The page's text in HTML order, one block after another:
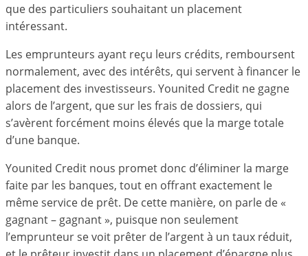
que des particuliers souhaitant un placement
intéressant.
Les emprunteurs ayant reçu leurs crédits, remboursent
normalement, avec des intérêts, qui servent à financer le
placement des investisseurs. Younited Credit ne gagne
alors de l’argent, que sur les frais de dossiers, qui
s’avèrent forcément moins élevés que la marge totale
d’une banque.
Younited Credit nous promet donc d’éliminer la marge
faite par les banques, tout en offrant exactement le
même service de prêt. De cette manière, on parle de «
gagnant – gagnant », puisque non seulement
l’emprunteur se voit prêter de l’argent à un taux réduit,